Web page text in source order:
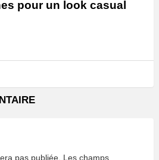
pour un look casual
pas publiée. Les champs